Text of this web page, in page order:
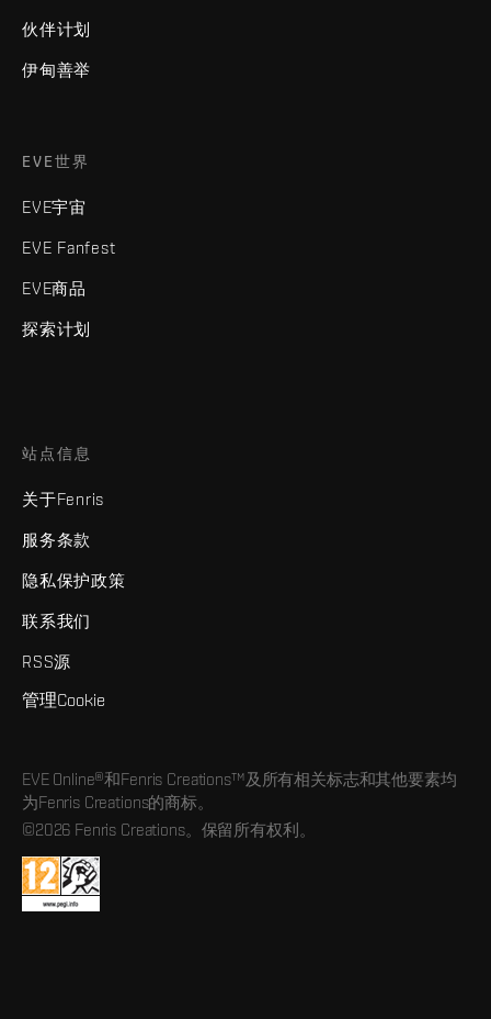
伙伴计划
伊甸善举
EVE世界
EVE宇宙
EVE Fanfest
EVE商品
探索计划
站点信息
关于Fenris
服务条款
隐私保护政策
联系我们
RSS源
管理Cookie
EVE Online®和Fenris Creations™及所有相关标志和其他要素均
为Fenris Creations的商标。
©2026 Fenris Creations。保留所有权利。